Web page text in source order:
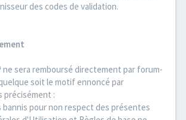
des codes de validation.
ne sera remboursé directement par forum-
soit le motif ennoncé par
précisément :
bannis pour non respect des présentes